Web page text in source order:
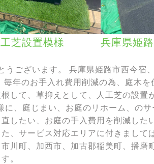
芝設置模様 兵庫県姫
うございます。 兵庫県姫路市西今宿
年のお手入れ費用削減の為、庭木を
して、草抑えとして、人工芝の設置
に、庭じまい、お庭のリホーム、の
したい、お庭の手入費用を削減した
、サービス対応エリアに付きまして
川町、加西市、加古郡稲美町、播磨
。